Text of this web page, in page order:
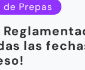
de Prepas
las